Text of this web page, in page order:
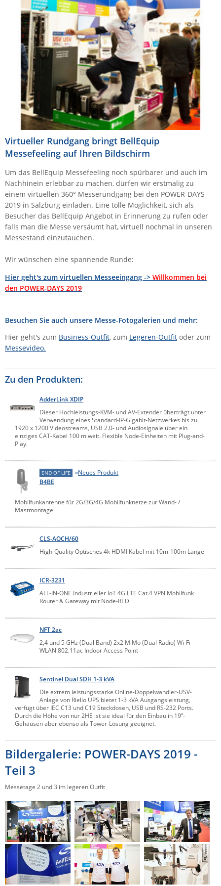
Energiemessung
Energieverteilung
IP, WLAN & GSM Sensorik
Datenlogger
IoT - Internet of Things
Remote I/O
IPC, Industrielle Netzwerktechnik & WLAN
Industrielle Netzwerktechnik / Kommunikation
Industrielle Computer
Wi-Fi - WLAN - Wireless
IT Netzwerktechnik / Kommunikation
Sonstige
Serverräume
RMA / Rücksendung / Support
Comet System
CompleTech
Contemporary Controls
Digi
Eaton
Elsys
Enginko - mcf88
Fokus Technologies
Gefen
Gude
Guntermann & Drunck
High Sec Labs
HW group
Icron
IEC Lock
Kerlink
Kramer Electronics
Milesight
Netio
PatchSee
Power Kingdom
Poynting
Riello UPS
Server Technology
Siretta
Sunbird
Tactical Software
TEKTELIC
Teltonika
Unwired Networks
WATTECO
Westermo
ZPE Systems
News zu unseren Herstellern
Virtueller Rundgang bringt BellEquip
Messefeeling auf Ihren Bildschirm
Um das BellEquip Messefeeling noch spürbarer und auch im
Nachhinein erlebbar zu machen, dürfen wir erstmalig zu
einem virtuellen 360° Messerundgang bei den POWER-DAYS
2019 in Salzburg einladen. Eine tolle Möglichkeit, sich als
Besucher das BellEquip Angebot in Erinnerung zu rufen oder
falls man die Messe versäumt hat, virtuell nochmal in unseren
Messestand einzutauchen.
Wir wünschen eine spannende Runde:
Hier geht's zum virtuellen Messeeingang -> Willkommen bei
den POWER-DAYS 2019
Besuchen Sie auch unsere Messe-Fotogalerien und mehr:
Hier geht's zum Business-Outfit, zum Legeren-Outfit oder zum
Messevideo.
Zu den Produkten:
AdderLink XDIP
Dieser Hochleistungs-KVM- und AV-Extender überträgt unter
Verwendung eines Standard-IP-Gigabit-Netzwerkes bis zu
1920 x 1200 Videostreams, USB 2.0- und Audiosignale über ein
einziges CAT-Kabel 100 m weit. Flexible Node-Einheiten mit Plug-and-
Play.
END OF LIFE
Neues Produkt
B4BE
Mobilfunkantenne für 2G/3G/4G Mobilfunknetze zur Wand- /
Mastmontage
CLS-AOCH/60
High-Quality Optisches 4k HDMI Kabel mit 10m-100m Länge
ICR-3231
ALL-IN-ONE Industrieller IoT 4G LTE Cat.4 VPN Mobilfunk
Router & Gateway mit Node-RED
NFT 2ac
2,4 und 5 GHz (Dual Band) 2x2 MiMo (Dual Radio) Wi-Fi
WLAN 802.11ac Indoor Access Point
Sentinel Dual SDH 1-3 kVA
Die extrem leistungsstarke Online-Doppelwandler-USV-
Anlage von Riello UPS bietet 1-3 kVA Ausgangsleistung,
verfügt über IEC C13 und C19 Steckdosen, USB und RS-232 Ports.
Durch die Höhe von nur 2HE ist sie ideal für den Einbau in 19”-
Gehäusen aber ebenso als Tower-Lösung geeignet.
Bildergalerie: POWER-DAYS 2019 -
Teil 3
Messetage 2 und 3 im legeren Outfit